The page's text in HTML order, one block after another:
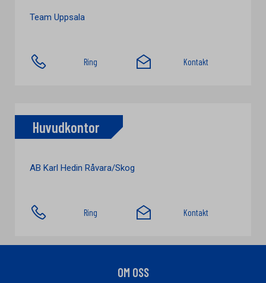
Team Uppsala
Ring Kontakt
Huvudkontor
AB Karl Hedin Råvara/Skog
Ring Kontakt
OM OSS